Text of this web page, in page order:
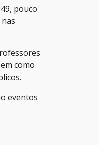
pouco
como
eventos